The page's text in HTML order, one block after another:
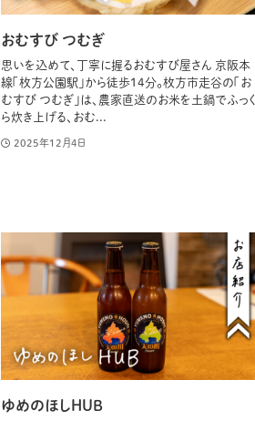
おむすび つむぎ
思いを込めて、丁寧に握るおむすび屋さん 京阪本
線「枚方公園駅」から徒歩14分。枚方市走谷の「お
むすび つむぎ」は、農家直送のお米を土鍋でふっく
ら炊き上げる、おむ...
2025年12月4日
ゆめのほしHUB